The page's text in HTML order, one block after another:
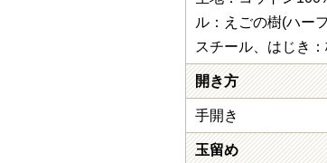
ル：えごの樹(ハー
スチール、はじき
開き方
手開き
玉留め